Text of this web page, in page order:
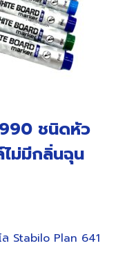
ชนิดหัว
ม่มีกลิ่นฉุน